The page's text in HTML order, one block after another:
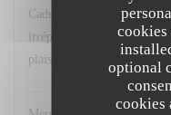
cookies
optional
cookies
Cadre agréable, excellente
irréprochable...que
plaisir.
has